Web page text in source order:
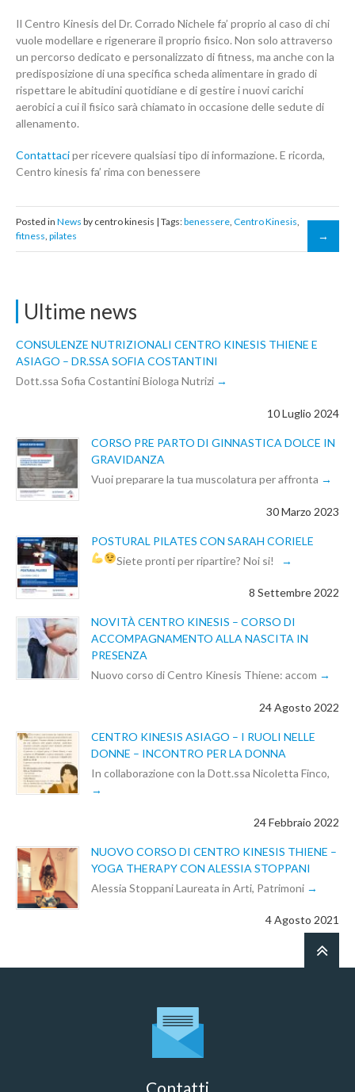
Ultime news
CONSULENZE NUTRIZIONALI CENTRO KINESIS THIENE E
ASIAGO – DR.SSA SOFIA COSTANTINI
Dott.ssa Sofia Costantini Biologa Nutrizi
10 Luglio 2024
CORSO PRE PARTO DI GINNASTICA DOLCE IN
GRAVIDANZA
Vuoi preparare la tua muscolatura per affronta
30 Marzo 2023
POSTURAL PILATES CON SARAH CORIELE
Siete pronti per ripartire? Noi si!
8 Settembre 2022
NOVITÀ CENTRO KINESIS – CORSO DI
ACCOMPAGNAMENTO ALLA NASCITA IN
PRESENZA
Nuovo corso di Centro Kinesis Thiene: accom
24 Agosto 2022
CENTRO KINESIS ASIAGO – I RUOLI NELLE
DONNE – INCONTRO PER LA DONNA
In collaborazione con la Dott.ssa Nicoletta Finco,
24 Febbraio 2022
NUOVO CORSO DI CENTRO KINESIS THIENE –
YOGA THERAPY CON ALESSIA STOPPANI
Alessia Stoppani Laureata in Arti, Patrimoni
4 Agosto 2021
Il Centro Kinesis del Dr. Corrado Nichele fa’ proprio al caso di chi
vuole modellare e rigenerare il proprio fisico. Non solo attraverso
un percorso dedicato e personalizzato di fitness, ma anche con la
predisposizione di una specifica scheda alimentare in grado di
rispettare le abitudini quotidiane e di gestire i nuovi carichi
aerobici a cui il fisico sarà chiamato in occasione delle sedute di
allenamento.
Contattaciper ricevere qualsiasi tipo di informazione. E ricorda,
Centro kinesis fa’ rima con benessere
Posted in News by centro kinesis | Tags:benessere, Centro Kinesis,
fitness, pilates
Contatti